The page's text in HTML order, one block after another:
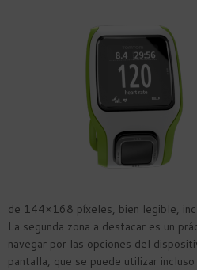
de 144×168 píxeles, bien legible,
La segunda zona a destacar es un
navegar por las opciones del
pantalla, que se puede utilizar